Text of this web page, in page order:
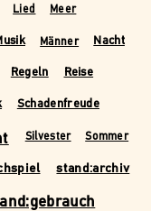
Lied Meer
Männer Nacht
Regeln Reise
Schadenfreude
Silvester Sommer
stand:archiv